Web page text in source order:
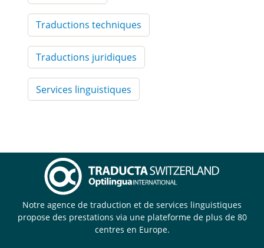
Traductions techniques
Traductions juridiques
Services linguistiques
Notre agence de traduction et de services linguistiques
propose des prestations via une plateforme de plus de 80
centres en Europe.